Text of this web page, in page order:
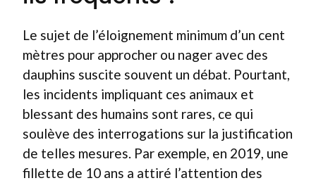
Le sujet de l’éloignement minimum d’un cent
mètres pour approcher ou nager avec des
dauphins suscite souvent un débat. Pourtant,
les incidents impliquant ces animaux et
blessant des humains sont rares, ce qui
soulève des interrogations sur la justification
de telles mesures. Par exemple, en 2019, une
fillette de 10 ans a attiré l’attention des